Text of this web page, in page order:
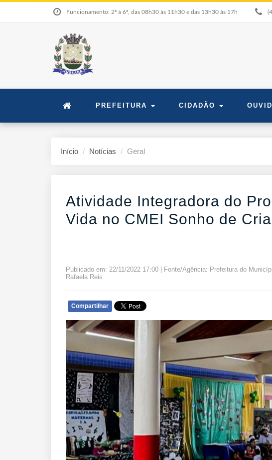
Funcionamento: 2ª à 6ª, das 08h30 às 11h30 e das 13h30 às 17h
PREFEITURA CIDADÃO
Início Notícias Geral
Atividade Integradora do
Vida no CMEI Sonho de
Publicado em: 22/11/2022 17:00 | Fonte/Agência: Prefeitura do
Rafaela Reis
Compartilhar